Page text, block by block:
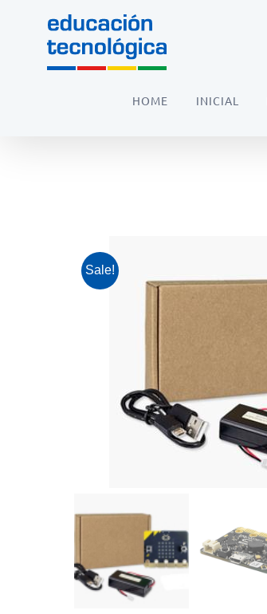
contenido
HOME INICIAL
Sale!